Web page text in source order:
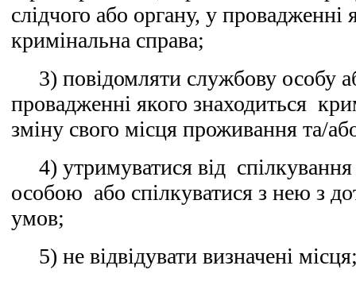
слідчого або органу, у провадженні
кримінальна справа;
3) повідомляти службову особу
провадженні якого знаходиться
зміну свого місця проживання та/
4) утримуватися від
особою або спілкуватися з нею з
умов;
5) не відвідувати визначені